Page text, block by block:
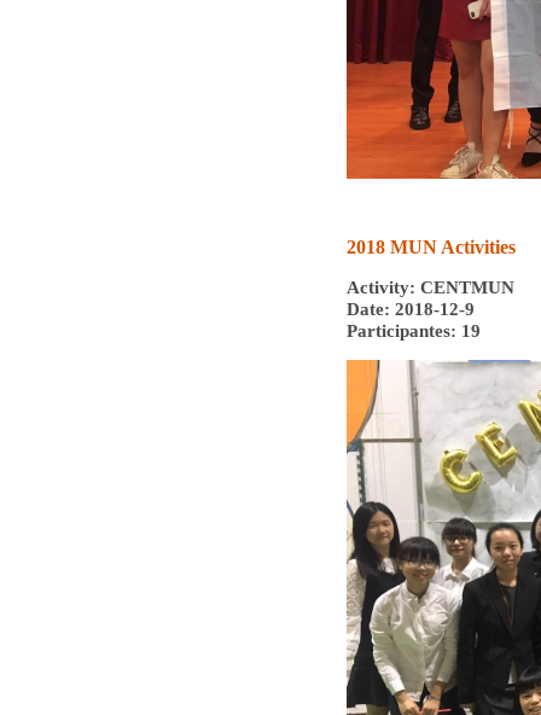
2018 MUN Activities
Activity: CENTMUN
Date: 2018-12-9
Participantes: 19